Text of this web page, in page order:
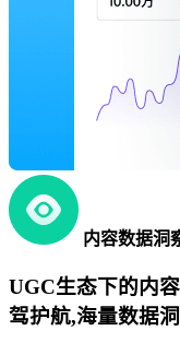
内容数据洞
UGC生态下的内
驾护航,海量数据